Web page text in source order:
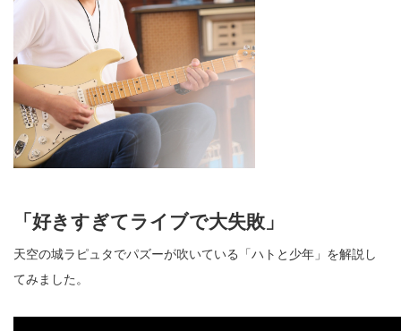
「好きすぎてライブで大失敗」
天空の城ラピュタでパズーが吹いている「ハトと少年」を解説し
てみました。